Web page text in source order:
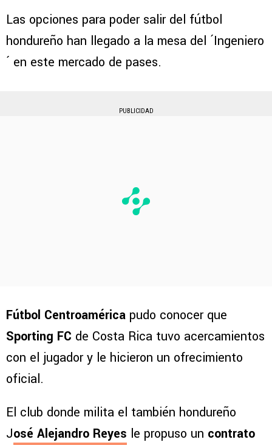
Las opciones para poder salir del fútbol
hondureño han llegado a la mesa del ´Ingeniero
´ en este mercado de pases.
PUBLICIDAD
Fútbol Centroamérica pudo conocer que
Sporting FC de Costa Rica tuvo acercamientos
con el jugador y le hicieron un ofrecimiento
oficial.
El club donde milita el también hondureño
José Alejandro Reyes le propuso un contrato